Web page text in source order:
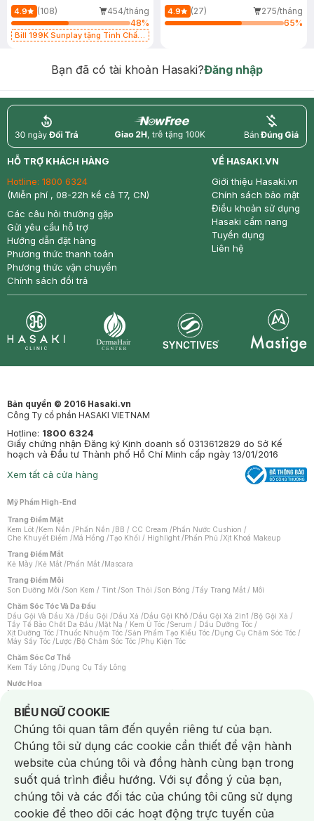
4.9 (108)
454/tháng
48%
Bill 199K Sunplay tặng Tinh Chất
4.9 (27)
275/tháng
65%
Bạn đã có tài khoản Hasaki?Đăng nhập
return nowfree price
HỖ TRỢ KHÁCH HÀNG
Hotline: 1800 6324
(Miễn phí , 08-22h kể cả T7, CN)
Các câu hỏi thường gặp
Gửi yêu cầu hỗ trợ
Hướng dẫn đặt hàng
Phương thức thanh toán
Phương thức vận chuyển
Chính sách đổi trả
VỀ HASAKI.VN
Giới thiệu Hasaki.vn
Chính sách bảo mật
Điều khoản sử dụng
Hasaki cẩm nang
Tuyển dụng
Liên hệ
Bản quyền © 2016 Hasaki.vn
Công Ty cổ phần HASAKI VIETNAM
Hotline: 1800 6324
Giấy chứng nhận Đăng ký Kinh doanh số 0313612829 do Sở Kế
hoạch và Đầu tư Thành phố Hồ Chí Minh cấp ngày 13/01/2016
Xem tất cả cửa hàng
Mỹ Phẩm High-End
Trang Điểm Mặt
Kem Lót /Kem Nền /Phấn Nền /BB / CC Cream /Phấn Nước Cushion /
Che Khuyết Điểm /Má Hồng /Tạo Khối / Highlight /Phấn Phủ /Xịt Khoá Makeup
Trang Điểm Mắt
Kẻ Mày /Kẻ Mắt /Phấn Mắt /Mascara
Trang Điểm Môi
Son Dưỡng Môi /Son Kem / Tint /Son Thỏi /Son Bóng /Tẩy Trang Mắt / Môi
Chăm Sóc Tóc Và Da Đầu
Dầu Gội Và Dầu Xả /Dầu Gội /Dầu Xả /Dầu Gội Khô /Dầu Gội Xả 2in1 /Bộ Gội Xả /
Tẩy Tế Bào Chết Da Đầu /Mặt Nạ / Kem Ủ Tóc /Serum / Dầu Dưỡng Tóc /
Xịt Dưỡng Tóc /Thuốc Nhuộm Tóc /Sản Phẩm Tạo Kiểu Tóc /Dụng Cụ Chăm Sóc Tóc /
Máy Sấy Tóc /Lược /Bộ Chăm Sóc Tóc /Phụ Kiện Tóc
Chăm Sóc Cơ Thể
Kem Tẩy Lông /Dụng Cụ Tẩy Lông
Nước Hoa
Nước Hoa Nữ
Chăm Sóc Cá Nhân
Chống Muỗi /Khẩu Trang /Máy Massage/Mặt Nạ Xông Hơi /Nước Rửa Tay/
Sản Phẩm Chăm Sóc Khác /Bàn Chải Đánh Răng /Bàn Chải Điện/
Hỗ Trợ Trắng Răng/Kem Đánh Răng /Máy Tăm Nước/ Nước Súc Miệng/
Tăm / Chỉ Nha Khoa/ Xịt Thơm Miệng / Dung Dịch Vệ Sinh/Dưỡng Vùng Kín/
Khăn Ướt Vệ Sinh Vùng Kín/Băng Vệ Sinh/Tampon/Bọt Cạo Râu /Dao Cạo Râu/
Máy Cạo Râu
Vấn Đề Về Da
Da Dầu / Lỗ Chân Lông To/ Da Khô / Mất Nước/ Da Lão Hóa/ Da Mụn/
Da Nhạy Cảm / Kích Ứng
Da Xỉn Màu Thâm / Nám / Tàn Nhang
Quầng Thâm & Bọng Mắt /Sẹo /Viêm Da Cơ Địa
BIỂU NGỮ COOKIE
Notice about cookies usage
Chúng tôi quan tâm đến quyền riêng tư của bạn.
Chúng tôi sử dụng các cookie cần thiết để vận hành
website của chúng tôi và đồng hành cùng bạn trong
suốt quá trình điều hướng. Với sự đồng ý của bạn,
chúng tôi và các đối tác của chúng tôi cũng sử dụng
cookie để theo dõi các hoạt động trực tuyến của